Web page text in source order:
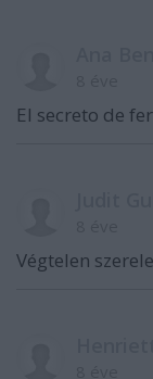
El secreto de
Végtelen